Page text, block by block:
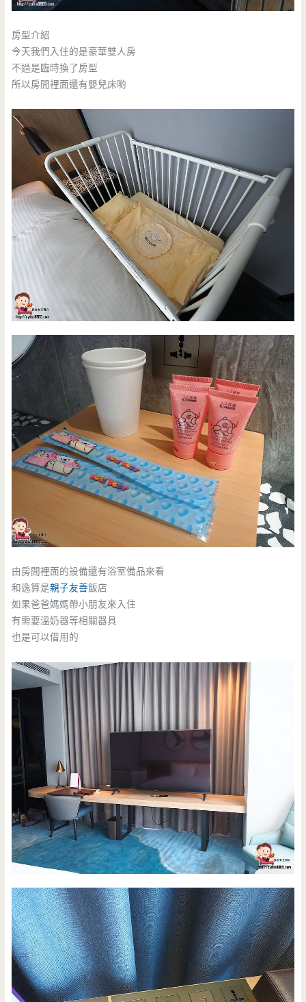
房型介紹
今天我們入住的是豪華雙人房
不過是臨時換了房型
所以房間裡面還有嬰兒床喲
由房間裡面的設備還有浴室備品來看
和逸算是親子友善飯店
如果爸爸媽媽帶小朋友來入住
有需要溫奶器等相關器具
也是可以借用的